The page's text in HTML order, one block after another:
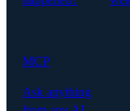
MCP
Ask anything